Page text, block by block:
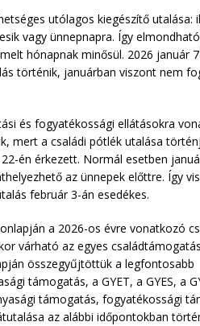
utólagos kiegészítő utalása:
vagy ünnepnapra. Így
hónapnak minősül. 2026 január
történik, januárban viszont nem
és fogyatékossági ellátásokra
mert a családi pótlék utalása
én érkezett. Normál esetben
az ünnepek előttre. Így
február 3-án esedékes.
a 2026-os évre vonatkozó
várható az egyes
összegyűjtöttük a legfontosabb
támogatás, a GYET, a GYES, a
támogatás, fogyatékossági
az alábbi időpontokban